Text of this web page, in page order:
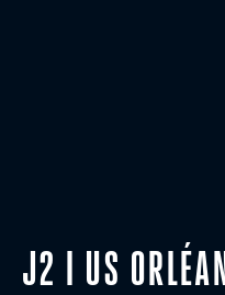
J2 I US